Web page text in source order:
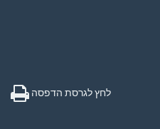
לחץ לגרסת הדפסה